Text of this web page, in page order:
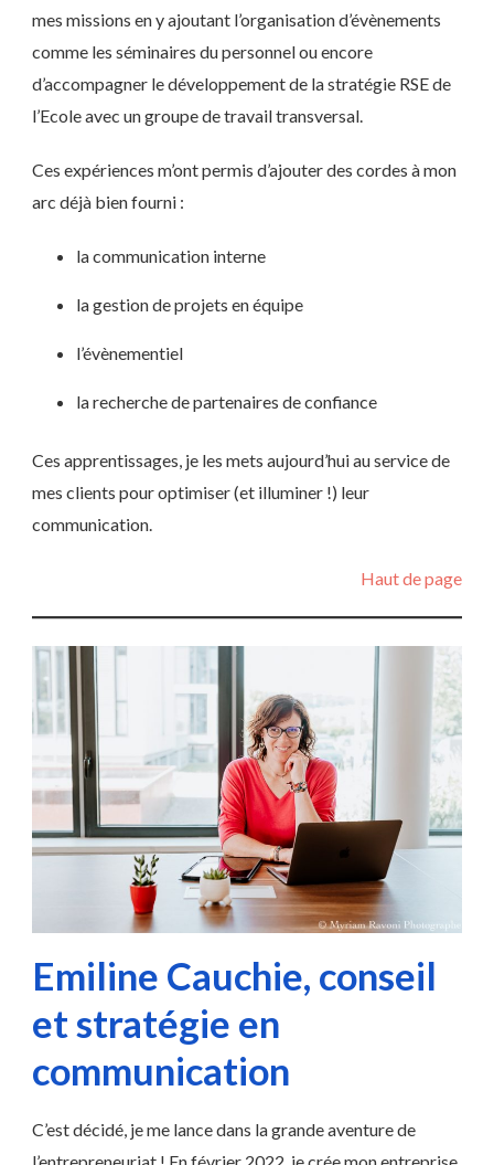
mes missions en y ajoutant l’organisation d’évènements
comme les séminaires du personnel ou encore
d’accompagner le développement de la stratégie RSE de
l’Ecole avec un groupe de travail transversal.
Ces expériences m’ont permis d’ajouter des cordes à mon
arc déjà bien fourni :
la communication interne
la gestion de projets en équipe
l’évènementiel
la recherche de partenaires de confiance
Ces apprentissages, je les mets aujourd’hui au service de
mes clients pour optimiser (et illuminer !) leur
communication.
Haut de page
Emiline Cauchie, conseil
et stratégie en
communication
C’est décidé, je me lance dans la grande aventure de